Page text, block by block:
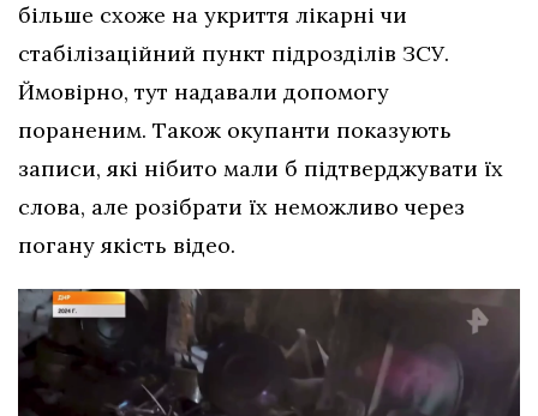
більше схоже на укриття лікарні чи
стабілізаційний пункт підрозділів ЗСУ.
Ймовірно, тут надавали допомогу
пораненим. Також окупанти показують
записи, які нібито мали б підтверджувати їх
слова, але розібрати їх неможливо через
погану якість відео.